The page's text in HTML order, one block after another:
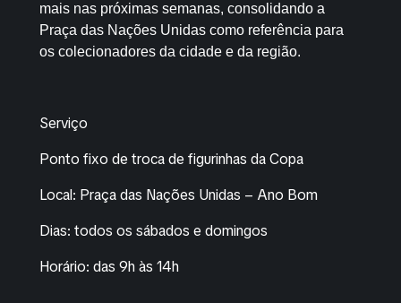
mais nas próximas semanas, consolidando a
Praça das Nações Unidas como referência para
os colecionadores da cidade e da região.
Serviço
Ponto fixo de troca de figurinhas da Copa
Local: Praça das Nações Unidas – Ano Bom
Dias: todos os sábados e domingos
Horário: das 9h às 14h